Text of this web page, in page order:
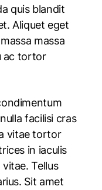
quis blandit
Aliquet eget
massa
ac tortor
facilisi cras
vitae tortor
in iaculis
Tellus
Sit amet